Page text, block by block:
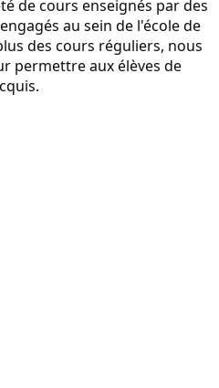
de cours enseignés par des
au sein de l'école de
des cours réguliers, nous
permettre aux élèves de